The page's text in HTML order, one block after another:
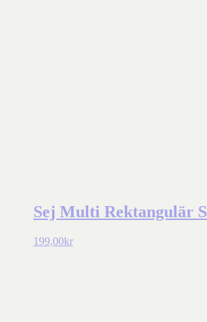
Sej Multi Rektangulär S
199,00kr